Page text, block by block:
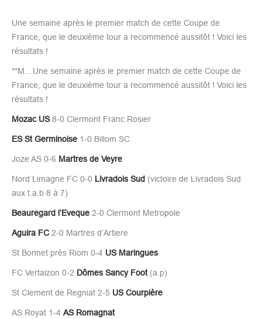
Une semaine après le premier match de cette Coupe de
France, que le deuxième tour a recommencé aussitôt ! Voici les
résultats !
**M…Une semaine après le premier match de cette Coupe de
France, que le deuxième tour a recommencé aussitôt ! Voici les
résultats !
Mozac US8-0 Clermont Franc Rosier
ES St Germinoise 1-0 Billom SC
Joze AS 0-6 Martres de Veyre
Nord Limagne FC 0-0 Livradois Sud (victoire de Livradois Sud
aux t.a.b 8 à 7)
Beauregard l’Eveque 2-0 Clermont Metropole
Aguira FC 2-0 Martres d’Artiere
St Bonnet près Riom 0-4 US Maringues
FC Vertaizon 0-2 Dômes Sancy Foot(a.p)
St Clement de Regniat 2-5 US Courpière
AS Royat 1-4 AS Romagnat